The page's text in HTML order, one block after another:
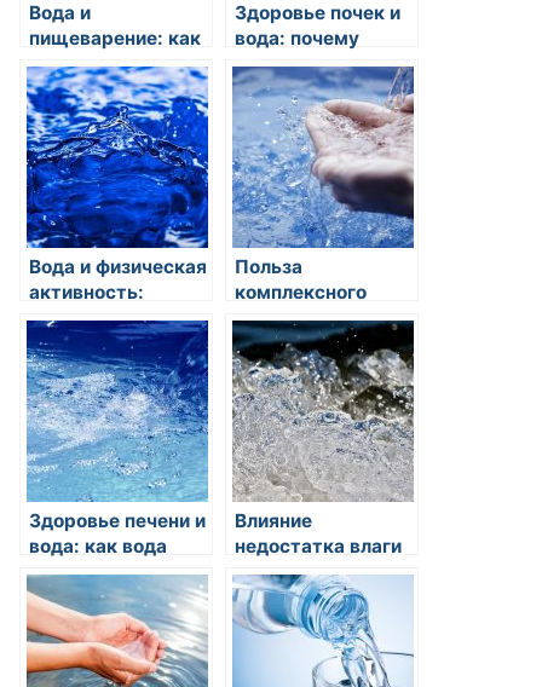
Вода и
пищеварение: как
вода помогает
поддерживать
нормальную
работу
желудочно-
кишечного
тракта?
Здоровье почек и
вода: почему
правильное
потребление воды
важно для
здоровья почек?
Вода и физическая
активность:
влияние питья на
тренировки и
восстановление
Польза
комплексного
подхода к
питьевому режиму
Здоровье печени и
вода: как вода
помогает
поддерживать
здоровье печени и
ее
функциональность?
Влияние
недостатка влаги
на работу мозга и
концентрацию